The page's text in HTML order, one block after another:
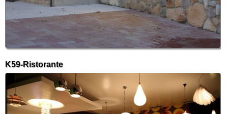
K59-Ristorante